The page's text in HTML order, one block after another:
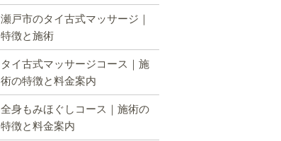
瀬戸市のタイ古式マッサージ｜
特徴と施術
タイ古式マッサージコース｜施
術の特徴と料金案内
全身もみほぐしコース｜施術の
特徴と料金案内